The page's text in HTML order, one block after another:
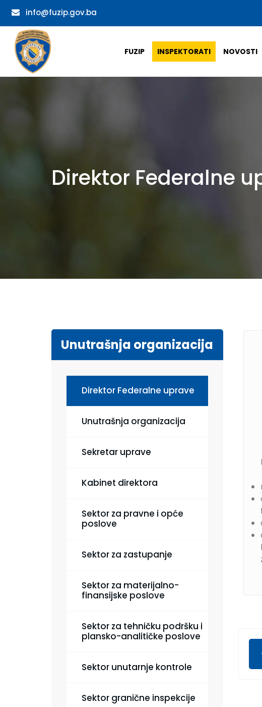
info@fuzip.gov.ba
FUZIP INSPEKTORATI NOVOSTI
Direktor Federalne
Unutrašnja organizacija
Direktor Federalne uprave
Unutrašnja organizacija
Sekretar uprave
Kabinet direktora
Sektor za pravne i opće
poslove
Sektor za zastupanje
Sektor za materijalno-
finansijske poslove
Sektor za tehničku podršku i
plansko-analitičke poslove
Sektor unutarnje kontrole
Sektor granične inspekcije